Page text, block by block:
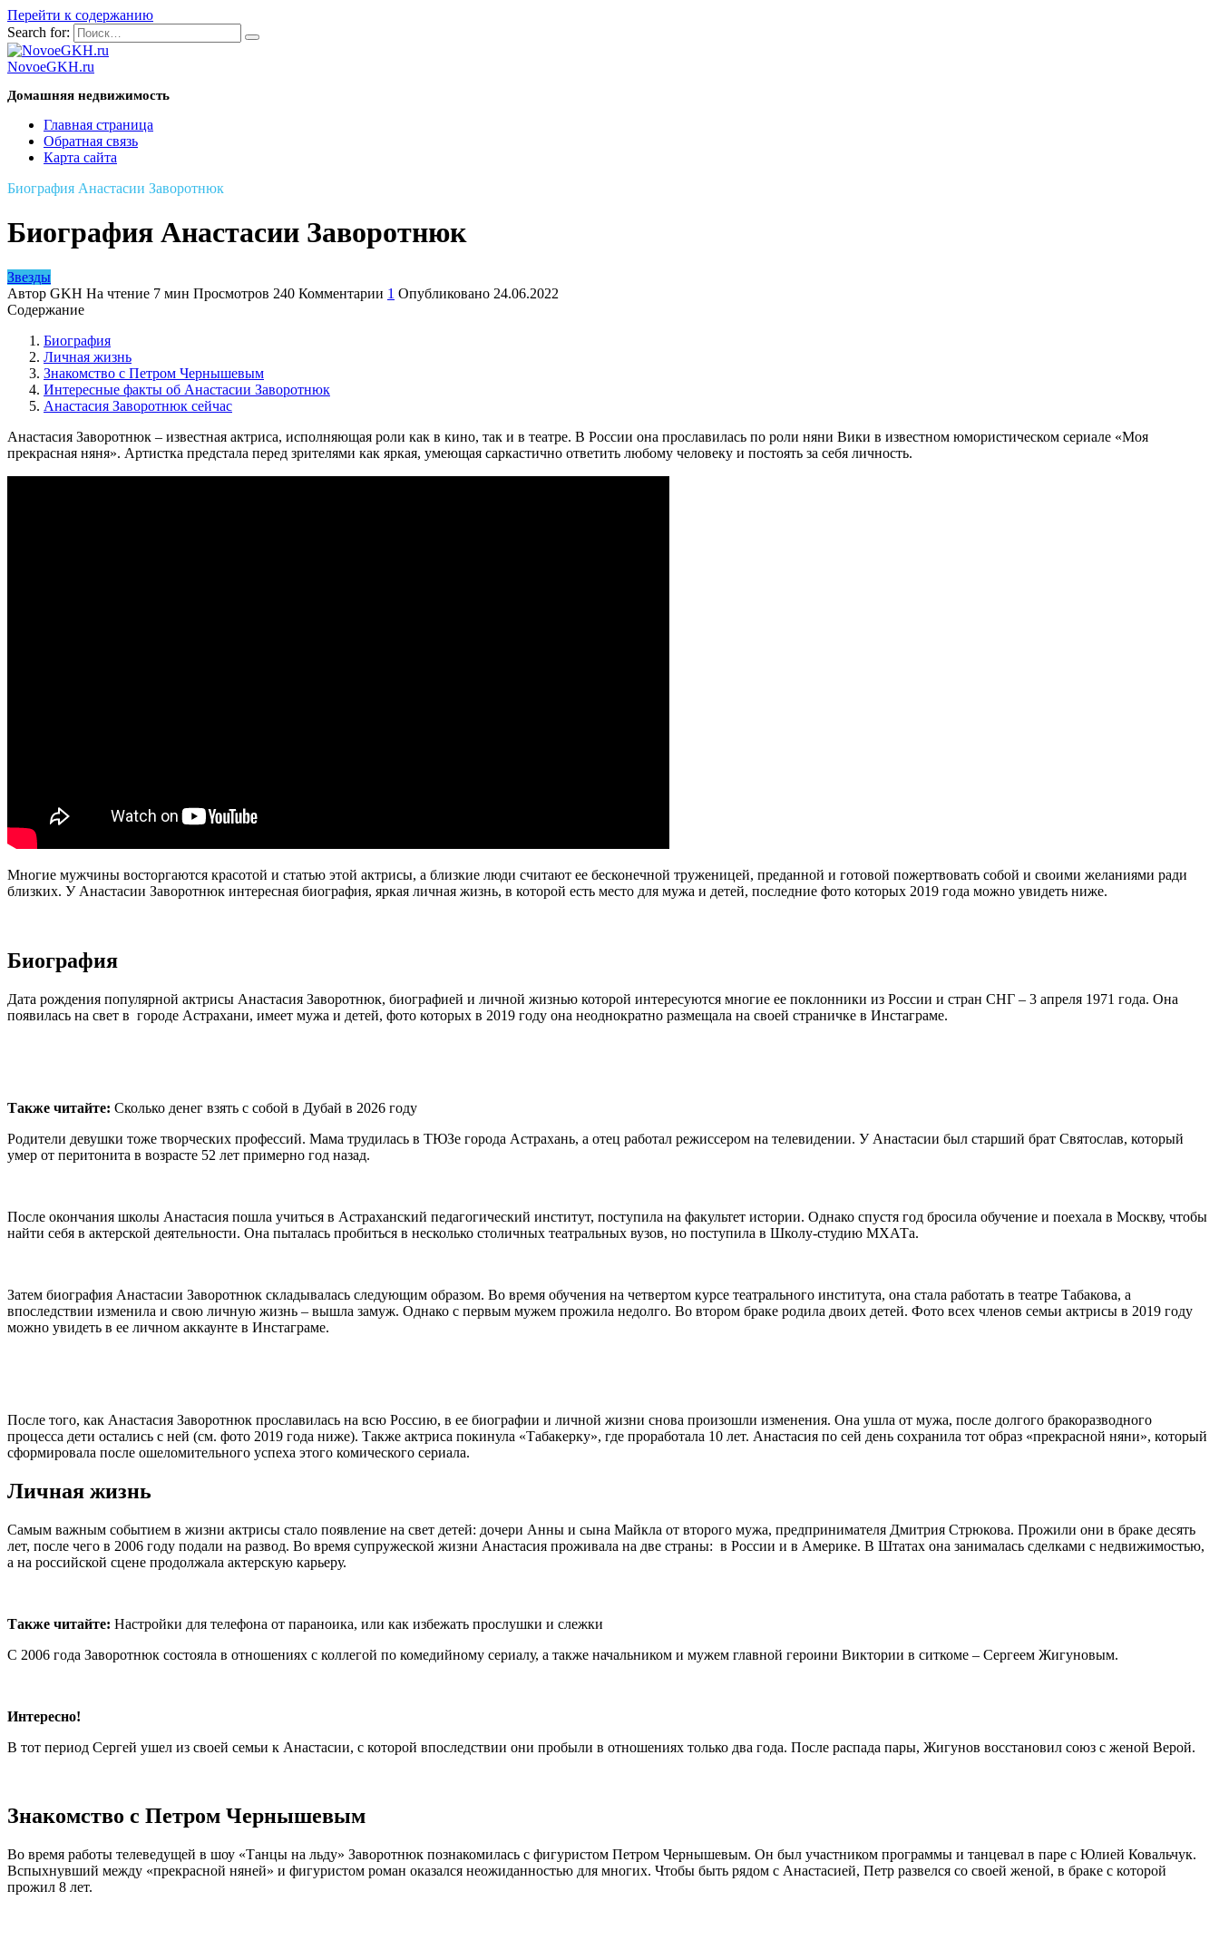
Перейти к содержанию
Search for:
NovoeGKH.ru
Домашняя недвижимость
Главная страница
Обратная связь
Карта сайта
Биография Анастасии Заворотнюк
Биография Анастасии Заворотнюк
Звезды
Автор GKH На чтение 7 мин Просмотров 240 Комментарии 1 Опубликовано 24.06.2022
Содержание
Биография
Личная жизнь
Знакомство с Петром Чернышевым
Интересные факты об Анастасии Заворотнюк
Анастасия Заворотнюк сейчас
Анастасия Заворотнюк – известная актриса, исполняющая роли как в кино, так и в театре. В России она прославилась по роли няни Вики в известном юмористическом сериале «Моя
прекрасная няня». Артистка предстала перед зрителями как яркая, умеющая саркастично ответить любому человеку и постоять за себя личность.
Многие мужчины восторгаются красотой и статью этой актрисы, а близкие люди считают ее бесконечной труженицей, преданной и готовой пожертвовать собой и своими желаниями ради
близких. У Анастасии Заворотнюк интересная биография, яркая личная жизнь, в которой есть место для мужа и детей, последние фото которых 2019 года можно увидеть ниже.
Биография
Дата рождения популярной актрисы Анастасия Заворотнюк, биографией и личной жизнью которой интересуются многие ее поклонники из России и стран СНГ – 3 апреля 1971 года. Она
появилась на свет в городе Астрахани, имеет мужа и детей, фото которых в 2019 году она неоднократно размещала на своей страничке в Инстаграме.
Также читайте: Сколько денег взять с собой в Дубай в 2026 году
Родители девушки тоже творческих профессий. Мама трудилась в ТЮЗе города Астрахань, а отец работал режиссером на телевидении. У Анастасии был старший брат Святослав, который
умер от перитонита в возрасте 52 лет примерно год назад.
После окончания школы Анастасия пошла учиться в Астраханский педагогический институт, поступила на факультет истории. Однако спустя год бросила обучение и поехала в Москву, чтобы
найти себя в актерской деятельности. Она пыталась пробиться в несколько столичных театральных вузов, но поступила в Школу-студию МХАТа.
Затем биография Анастасии Заворотнюк складывалась следующим образом. Во время обучения на четвертом курсе театрального института, она стала работать в театре Табакова, а
впоследствии изменила и свою личную жизнь – вышла замуж. Однако с первым мужем прожила недолго. Во втором браке родила двоих детей. Фото всех членов семьи актрисы в 2019 году
можно увидеть в ее личном аккаунте в Инстаграме.
После того, как Анастасия Заворотнюк прославилась на всю Россию, в ее биографии и личной жизни снова произошли изменения. Она ушла от мужа, после долгого бракоразводного
процесса дети остались с ней (см. фото 2019 года ниже). Также актриса покинула «Табакерку», где проработала 10 лет. Анастасия по сей день сохранила тот образ «прекрасной няни», который
сформировала после ошеломительного успеха этого комического сериала.
Личная жизнь
Самым важным событием в жизни актрисы стало появление на свет детей: дочери Анны и сына Майкла от второго мужа, предпринимателя Дмитрия Стрюкова. Прожили они в браке десять
лет, после чего в 2006 году подали на развод. Во время супружеской жизни Анастасия проживала на две страны: в России и в Америке. В Штатах она занималась сделками с недвижимостью,
а на российской сцене продолжала актерскую карьеру.
Также читайте: Настройки для телефона от параноика, или как избежать прослушки и слежки
С 2006 года Заворотнюк состояла в отношениях с коллегой по комедийному сериалу, а также начальником и мужем главной героини Виктории в ситкоме – Сергеем Жигуновым.
Интересно!
В тот период Сергей ушел из своей семьи к Анастасии, с которой впоследствии они пробыли в отношениях только два года. После распада пары, Жигунов восстановил союз с женой Верой.
Знакомство с Петром Чернышевым
Во время работы телеведущей в шоу «Танцы на льду» Заворотнюк познакомилась с фигуристом Петром Чернышевым. Он был участником программы и танцевал в паре с Юлией Ковальчук.
Вспыхнувший между «прекрасной няней» и фигуристом роман оказался неожиданностью для многих. Чтобы быть рядом с Анастасией, Петр развелся со своей женой, в браке с которой
прожил 8 лет.